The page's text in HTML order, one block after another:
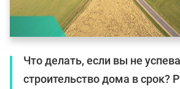
Что делать, если вы не
строительство дома в срок?